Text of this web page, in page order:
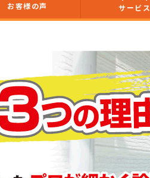
お客様の声 サービス